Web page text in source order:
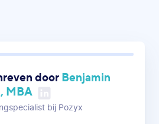
door Benjamin
MBA
bij Pozyx